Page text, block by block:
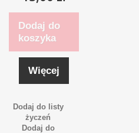
Dodaj do
koszyka
Więcej
Dodaj do listy
życzeń
Dodaj do